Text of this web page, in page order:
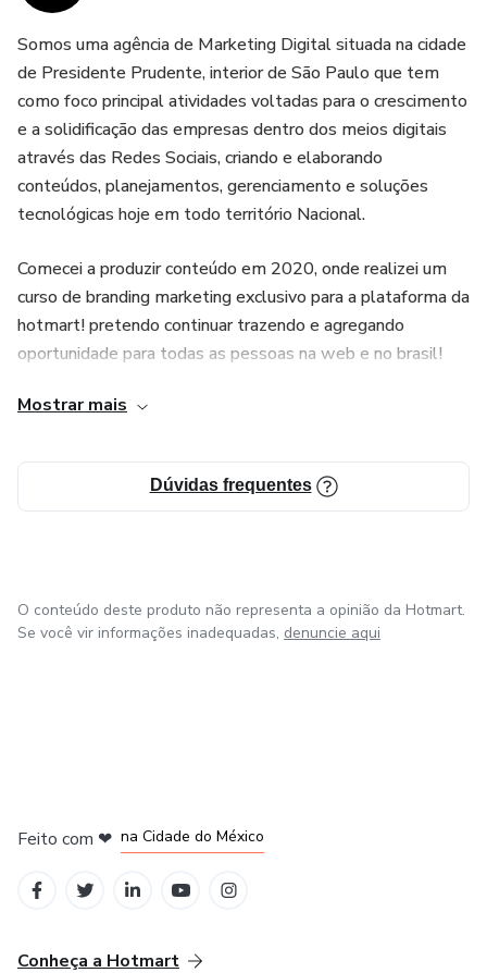
forma clara e concisa, tornando-se um recurso valioso para
qualquer pessoa que queira melhorar sua produtividade,
seja em casa, no trabalho ou nos estudos.
5. Exercícios e planilhas práticas: o ebook conclui com uma
série de exercícios e planilhas práticas para ajudar o leitor a
implementar as técnicas aprendidas e manter-se no
caminho certo para alcançar seus objetivos.
Somos uma agência de Marketing Digital situada na cidade
de Presidente Prudente, interior de São Paulo que tem
como foco principal atividades voltadas para o crescimento
e a solidificação das empresas dentro dos meios digitais
através das Redes Sociais, criando e elaborando
conteúdos, planejamentos, gerenciamento e soluções
tecnológicas hoje em todo território Nacional.
Comecei a produzir conteúdo em 2020, onde realizei um
curso de branding marketing exclusivo para a plataforma da
hotmart! pretendo continuar trazendo e agregando
oportunidade para todas as pessoas na web e no brasil!
Mostrar mais
Dúvidas frequentes
O conteúdo deste produto não representa a opinião da Hotmart.
Se você vir informações inadequadas, denuncie aqui
Feito com ❤ na Cidade do México
Conheça a Hotmart